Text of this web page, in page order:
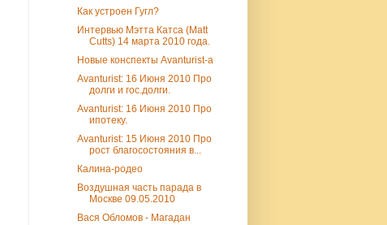
Как устроен Гугл?
Интервью Мэтта Катса (Matt
Cutts) 14 марта 2010 года.
Новые конспекты Avanturist-а
Avanturist: 16 Июня 2010 Про
долги и гос.долги.
Avanturist: 16 Июня 2010 Про
ипотеку.
Avanturist: 15 Июня 2010 Про
рост благосостояния в...
Калина-родео
Воздушная часть парада в
Москве 09.05.2010
Вася Обломов - Магадан